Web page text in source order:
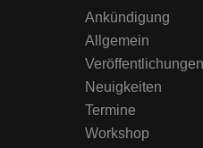
Ankündigung
Allgemein
Veröffentlichungen
Neuigkeiten
Termine
Workshop